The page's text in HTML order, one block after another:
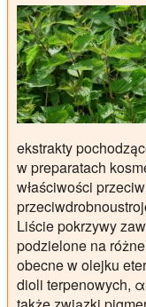
ekstrakty
w preparatach
właściwości
Liście pokrzywy
podzielone na
obecne w olejku
dioli terpenowych,